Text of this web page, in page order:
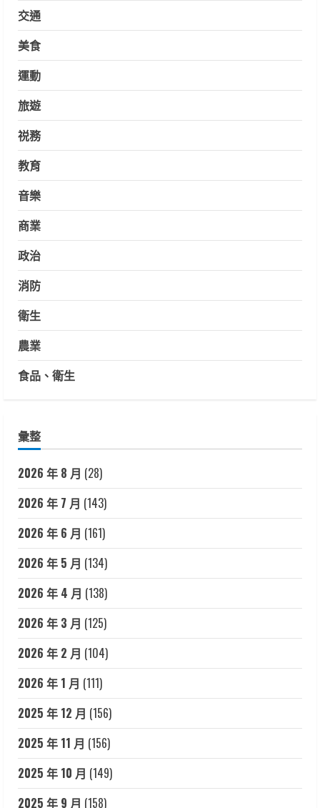
交通
美食
運動
旅遊
祱務
教育
音樂
商業
政治
消防
衛生
農業
食品、衛生
彙整
2026 年 8 月 (28)
2026 年 7 月 (143)
2026 年 6 月 (161)
2026 年 5 月 (134)
2026 年 4 月 (138)
2026 年 3 月 (125)
2026 年 2 月 (104)
2026 年 1 月 (111)
2025 年 12 月 (156)
2025 年 11 月 (156)
2025 年 10 月 (149)
2025 年 9 月 (158)